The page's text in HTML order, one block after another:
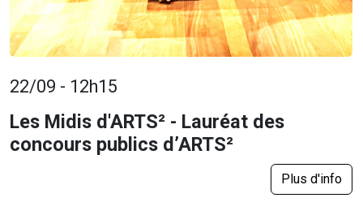
22/09 - 12h15
Les Midis d'ARTS² - Lauréat des
concours publics d’ARTS²
Plus d'info